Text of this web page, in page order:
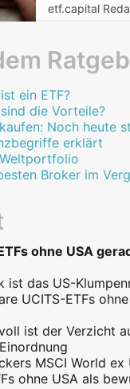
etf.capital
ein ETF?
die Vorteile?
Noch heute
erklärt
Broker im
ohne USA
ist das US-
UCITS-ETFs
Schwellenländer
ist der Verzicht
US-Aktien spricht
ein geringeres US-
MSCI World ex
ohne USA als